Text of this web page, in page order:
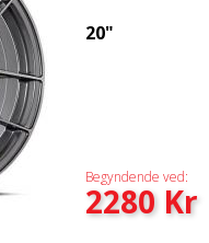
20"
Begyndende ved:
2280Kr